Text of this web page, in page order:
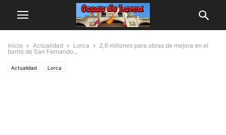
Inicio Actualidad Lorca
2,6 millones para obras de mejora en el
barrio de San Fernando...
Actualidad Lorca